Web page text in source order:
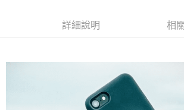
由本公司與您本人進行分期帳單所需資料之確認、核
是否繳費成功／繳費後需取消欲退款等相關疑問，請
客戶支援中心」https://netprotections.freshdesk.com/
１．透過由恩沛科技股份有限公司提供之「AFTEE先
易，需依本服務之必要範圍內提供個人資料，並將交
權轉讓予恩沛科技股份有限公司。
２．關於個人資料處理事宜，請瀏覽以下網址：
https://aftee.tw/terms/#terms3
每筆NT$60，滿NT$998(含以上)免運費
每筆NT$80，滿NT$1,300(含以上)免運費
海外配送（運費貨到付款）
詳細說明 相